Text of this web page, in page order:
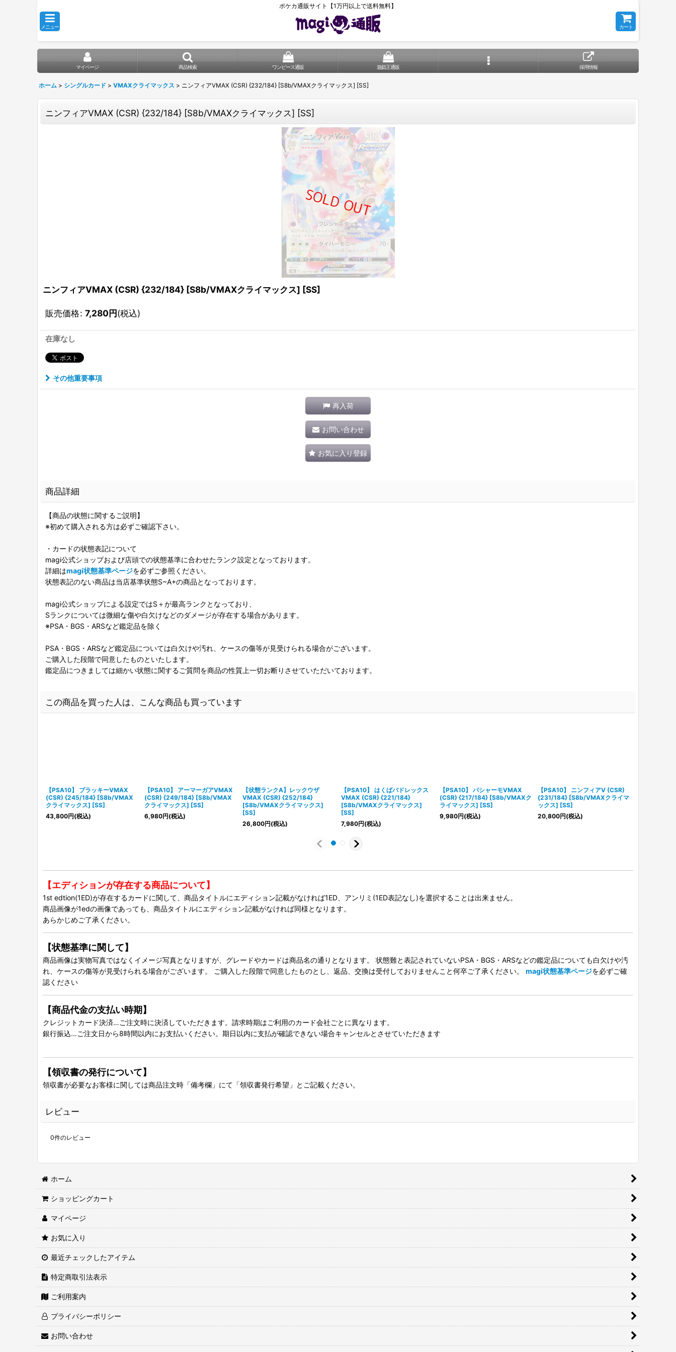
ポケカ通販サイト【1万円以上で送料無料】
メニュー カート
マイページ 商品検索 ワンピース通販 遊戯王通販 採用情報
ホーム > シングルカード > VMAXクライマックス > ニンフィアVMAX (CSR) {232/184} [S8b/VMAXクライマックス] [SS]
ニンフィアVMAX (CSR) {232/184} [S8b/VMAXクライマックス] [SS]
ニンフィアVMAX (CSR) {232/184} [S8b/VMAXクライマックス] [SS]
販売価格: 7,280円(税込)
在庫なし
その他重要事項
再入荷
お問い合わせ
お気に入り登録
商品詳細
【商品の状態に関するご説明】
※初めて購入される方は必ずご確認下さい。
・カードの状態表記について
magi公式ショップおよび店頭での状態基準に合わせたランク設定となっております。
詳細はmagi状態基準ページを必ずご参照ください。
状態表記のない商品は当店基準状態S~A+の商品となっております。
magi公式ショップによる設定ではS＋が最高ランクとなっており、
Sランクについては微細な傷や白欠けなどのダメージが存在する場合があります。
※PSA・BGS・ARSなど鑑定品を除く
PSA・BGS・ARSなど鑑定品については白欠けや汚れ、ケースの傷等が見受けられる場合がございます。
ご購入した段階で同意したものといたします。
鑑定品につきましては細かい状態に関するご質問を商品の性質上一切お断りさせていただいております。
この商品を買った人は、こんな商品も買っています
【PSA10】 ブラッキーVMAX
(CSR) {245/184} [S8b/VMAX
クライマックス] [SS]
43,800円(税込)
【PSA10】 アーマーガアVMAX
(CSR) {249/184} [S8b/VMAX
クライマックス] [SS]
6,980円(税込)
【状態ランクA】レックウザ
VMAX (CSR) {252/184}
[S8b/VMAXクライマックス]
[SS]
26,800円(税込)
【PSA10】 はくばバドレックス
VMAX (CSR) {221/184}
[S8b/VMAXクライマックス]
[SS]
7,980円(税込)
【PSA10】 バシャーモVMAX
(CSR) {217/184} [S8b/VMAXク
ライマックス] [SS]
9,980円(税込)
【PSA10】 ニンフィアV (CSR)
{231/184} [S8b/VMAXクライマ
ックス] [SS]
20,800円(税込)
【エディションが存在する商品について】
1st edtion(1ED)が存在するカードに関して、商品タイトルにエディション記載がなければ1ED、アンリミ(1ED表記なし)を選択することは出来ません。
商品画像が1edの画像であっても、商品タイトルにエディション記載がなければ同様となります。
あらかじめご了承ください。
【状態基準に関して】
商品画像は実物写真ではなくイメージ写真となりますが、グレードやカードは商品名の通りとなります。 状態難と表記されていないPSA・BGS・ARSなどの鑑定品についても白欠けや汚
れ、ケースの傷等が見受けられる場合がございます。 ご購入した段階で同意したものとし、返品、交換は受付しておりませんこと何卒ご了承ください。 magi状態基準ページを必ずご確
認ください
【商品代金の支払い時期】
クレジットカード決済…ご注文時に決済していただきます。請求時期はご利用のカード会社ごとに異なります。
銀行振込…ご注文日から8時間以内にお支払いください。期日以内に支払が確認できない場合キャンセルとさせていただきます
【領収書の発行について】
領収書が必要なお客様に関しては商品注文時「備考欄」にて「領収書発行希望」とご記載ください。
レビュー
0件のレビュー
ホーム
ショッピングカート
マイページ
お気に入り
最近チェックしたアイテム
特定商取引法表示
ご利用案内
プライバシーポリシー
お問い合わせ